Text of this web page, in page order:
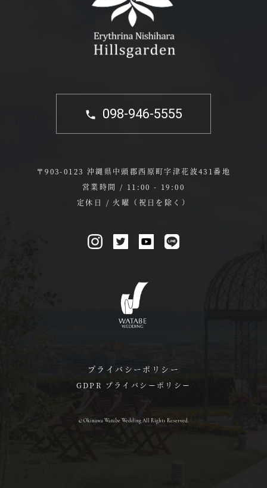
098-946-5555
〒903-0123 沖縄県中頭郡西原町字津花波431番地
営業時間 / 11:00 - 19:00
定休日 / 火曜（祝日を除く）
プライバシーポリシー
GDPR プライバシーポリシー
© Okinawa Watabe Wedding All Rights Reserved.